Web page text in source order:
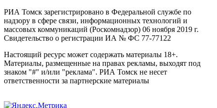
РИА Томск зарегистрировано в Федеральной службе по
надзору в сфере связи, информационных технологий и
массовых коммуникаций (Роскомнадзор) 06 ноября 2019 г.
Свидетельство о регистрации ИА № ФС 77-77122
Настоящий ресурс может содержать материалы 18+.
Материалы, размещенные на правах рекламы, выходят под
знаком "#" и/или "реклама". РИА Томск не несет
ответственности за партнерские материалы